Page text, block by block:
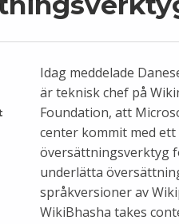
Idag meddelade
är teknisk chef på
Foundation, att
center kommit med
översättningsverktyg
underlätta
språkversioner av
WikiBhasha takes